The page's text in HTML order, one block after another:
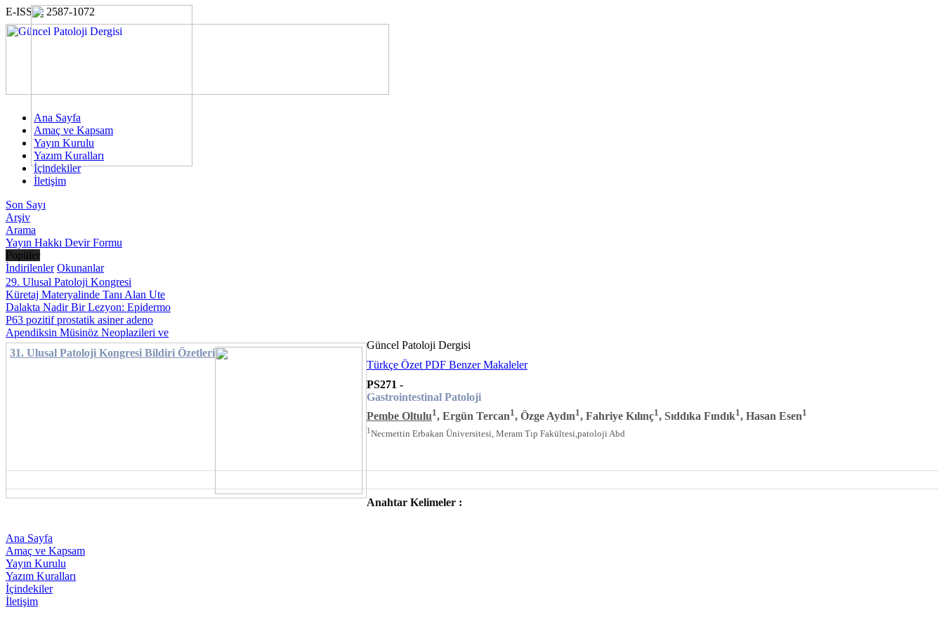
E-ISSN: 2587-1072
Ana Sayfa
Amaç ve Kapsam
Yayın Kurulu
Yazım Kuralları
İçindekiler
İletişim
Son Sayı
Arşiv
Arama
Yayın Hakkı Devir Formu
Popüler
İndirilenler Okunanlar
29. Ulusal Patoloji Kongresi
Küretaj Materyalinde Tanı Alan Ute
Dalakta Nadir Bir Lezyon: Epidermo
P63 pozitif prostatik asiner adeno
Apendiksin Müsinöz Neoplazileri ve
31. Ulusal Patoloji Kongresi Bildiri Özetleri
Güncel Patoloji Dergisi
Türkçe Özet PDF Benzer Makaleler
PS271 -
Gastrointestinal Patoloji
Pembe Oltulu1, Ergün Tercan1, Özge Aydın1, Fahriye Kılınç1, Sıddıka Fındık1, Hasan Esen1
1 Necmettin Erbakan Üniversitesi, Meram Tıp Fakültesi,patoloji Abd
Anahtar Kelimeler :
Ana Sayfa
Amaç ve Kapsam
Yayın Kurulu
Yazım Kuralları
İçindekiler
İletişim